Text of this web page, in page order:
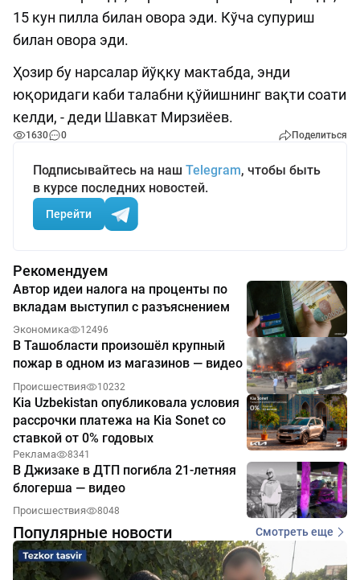
15 кун пилла билан овора эди. Кўча супуриш
билан овора эди.
Ҳозир бу нарсалар йўқку мактабда, энди
юқоридаги каби талабни қўйишнинг вақти соати
келди, - деди Шавкат Мирзиёев.
1630 0 Поделиться
Подписывайтесь на наш Telegram, чтобы быть
в курсе последних новостей.
Перейти
Рекомендуем
Автор идеи налога на проценты по
вкладам выступил с разъяснением
Экономика 12496
В Ташобласти произошёл крупный
пожар в одном из магазинов — видео
Происшествия 10232
Kia Uzbekistan опубликовала условия
рассрочки платежа на Kia Sonet со
ставкой от 0% годовых
Реклама 8341
В Джизаке в ДТП погибла 21-летняя
блогерша — видео
Происшествия 8048
Популярные новости Смотреть еще